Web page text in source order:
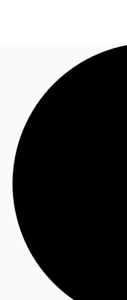
Blog
Données marchés
Appelez maintenant